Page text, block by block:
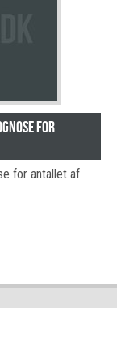
for
for antallet af